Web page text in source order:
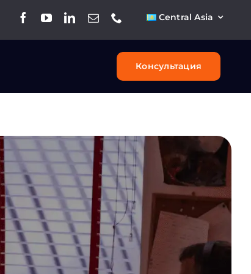
Central Asia
Консультация